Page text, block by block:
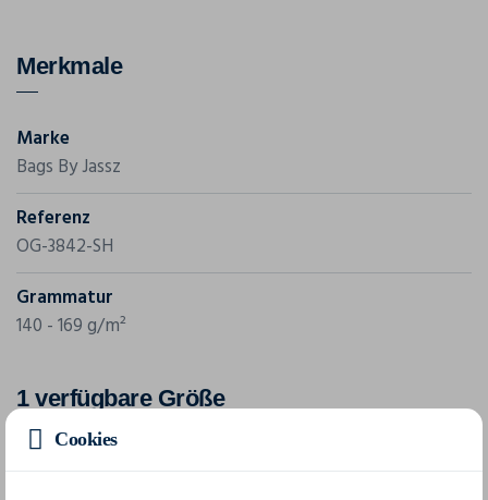
Merkmale
Marke
Bags By Jassz
Referenz
OG-3842-SH
Grammatur
140 - 169 g/m²
1 verfügbare Größe
Cookies